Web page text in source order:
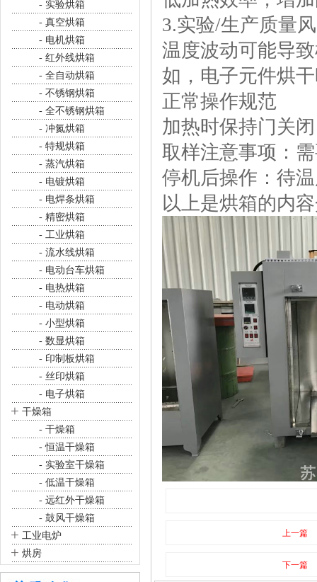
- 实验烘箱
- 真空烘箱
- 电机烘箱
- 红外线烘箱
- 全自动烘箱
- 不锈钢烘箱
- 全不锈钢烘箱
- 冲氮烘箱
- 特规烘箱
- 蒸汽烘箱
- 电镀烘箱
- 电焊条烘箱
- 精密烘箱
- 工业烘箱
- 流水线烘箱
- 电动台车烘箱
- 电热烘箱
- 电动烘箱
- 小型烘箱
- 数显烘箱
- 印制板烘箱
- 丝印烘箱
- 电子烘箱
+ 干燥箱
- 干燥箱
- 恒温干燥箱
- 实验室干燥箱
- 低温干燥箱
- 远红外干燥箱
- 鼓风干燥箱
+ 工业电炉
+ 烘房
3.实验/生产质量
温度波动可能导
如，电子元件烘
正常操作规范
加热时保持门关
取样注意事项：
停机后操作：待
以上是烘箱的内
上一篇
下一篇